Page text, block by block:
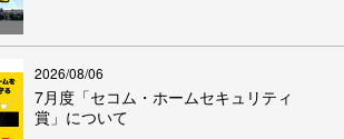
2026/08/06
7月度「セコム・ホームセキュリティ
賞」について